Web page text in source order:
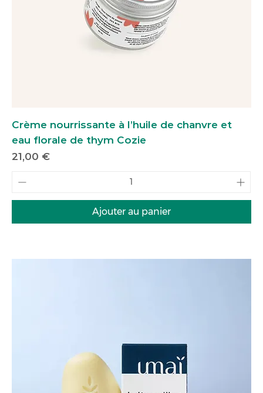
Crème nourrissante à l’huile de chanvre et
eau florale de thym Cozie
Prix
21,00 €
Ajouter au panier